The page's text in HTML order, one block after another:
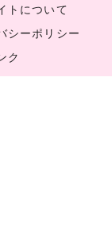
トについて
シーポリシー
ク